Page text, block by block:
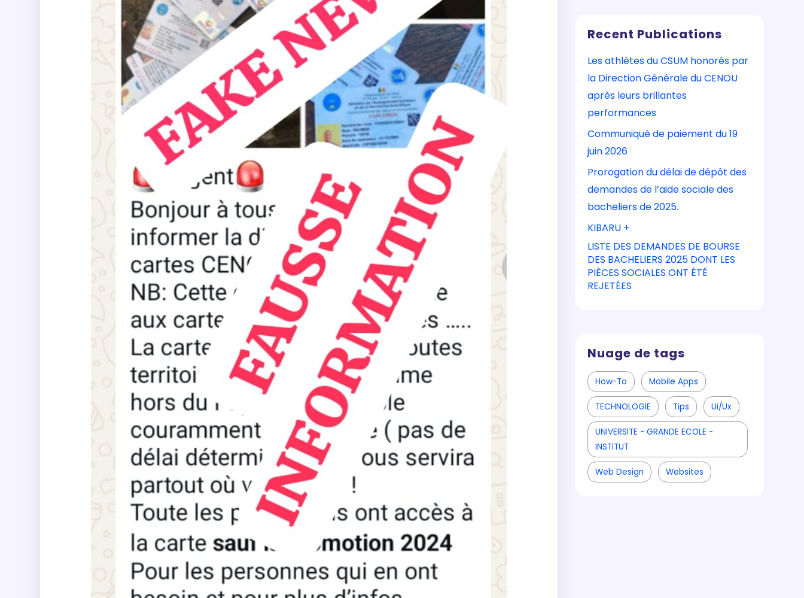
Recent Publications
Les athlètes du CSUM honorés par
la Direction Générale du CENOU
après leurs brillantes
performances
Communiqué de paiement du 19
juin 2026
Prorogation du délai de dépôt des
demandes de l’aide sociale des
bacheliers de 2025.
KIBARU +
LISTE DES DEMANDES DE BOURSE
DES BACHELIERS 2025 DONT LES
PIÈCES SOCIALES ONT ÉTÉ
REJETÉES
Nuage de tags
How-To Mobile Apps
TECHNOLOGIE Tips Ui/ux
UNIVERSITE - GRANDE ECOLE -
INSTITUT
Web Design Websites